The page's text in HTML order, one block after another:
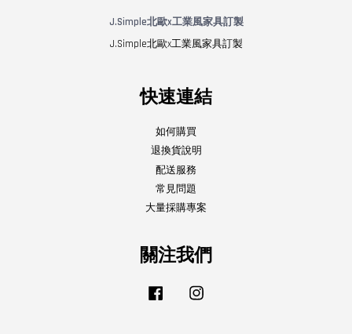
J.Simple北歐x工業風家具訂製
J.Simple北歐x工業風家具訂製
快速連結
如何購買
退換貨說明
配送服務
常見問題
大量採購專案
關注我們
Facebook